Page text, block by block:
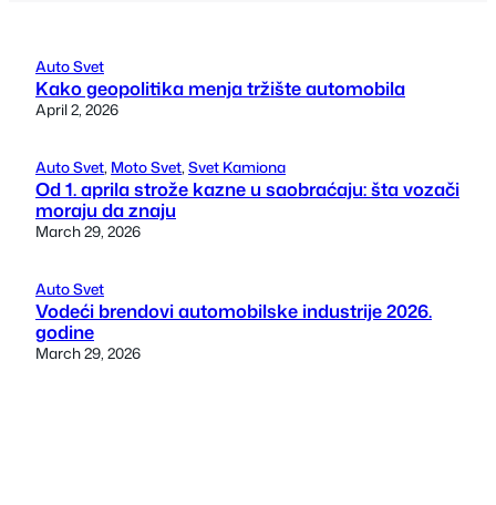
Auto Svet
Kako geopolitika menja tržište automobila
April 2, 2026
Auto Svet, Moto Svet, Svet Kamiona
Od 1. aprila strože kazne u saobraćaju: šta vozači
moraju da znaju
March 29, 2026
Auto Svet
Vodeći brendovi automobilske industrije 2026.
godine
March 29, 2026